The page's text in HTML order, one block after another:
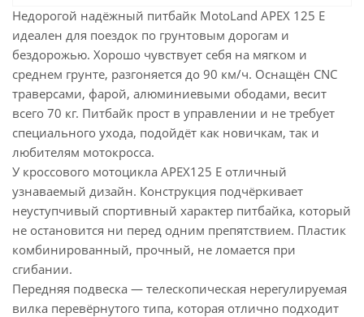
Недорогой надёжный питбайк MotoLand APEX 125 E
идеален для поездок по грунтовым дорогам и
бездорожью. Хорошо чувствует себя на мягком и
среднем грунте, разгоняется до 90 км/ч. Оснащён CNC
траверсами, фарой, алюминиевыми ободами, весит
всего 70 кг. Питбайк прост в управлении и не требует
специального ухода, подойдёт как новичкам, так и
любителям мотокросса.
У кроссового мотоцикла APEX125 E отличный
узнаваемый дизайн. Конструкция подчёркивает
неуступчивый спортивный характер питбайка, который
не остановится ни перед одним препятствием. Пластик
комбинированный, прочный, не ломается при
сгибании.
Передняя подвеска — телескопическая нерегулируемая
вилка перевёрнутого типа, которая отлично подходит